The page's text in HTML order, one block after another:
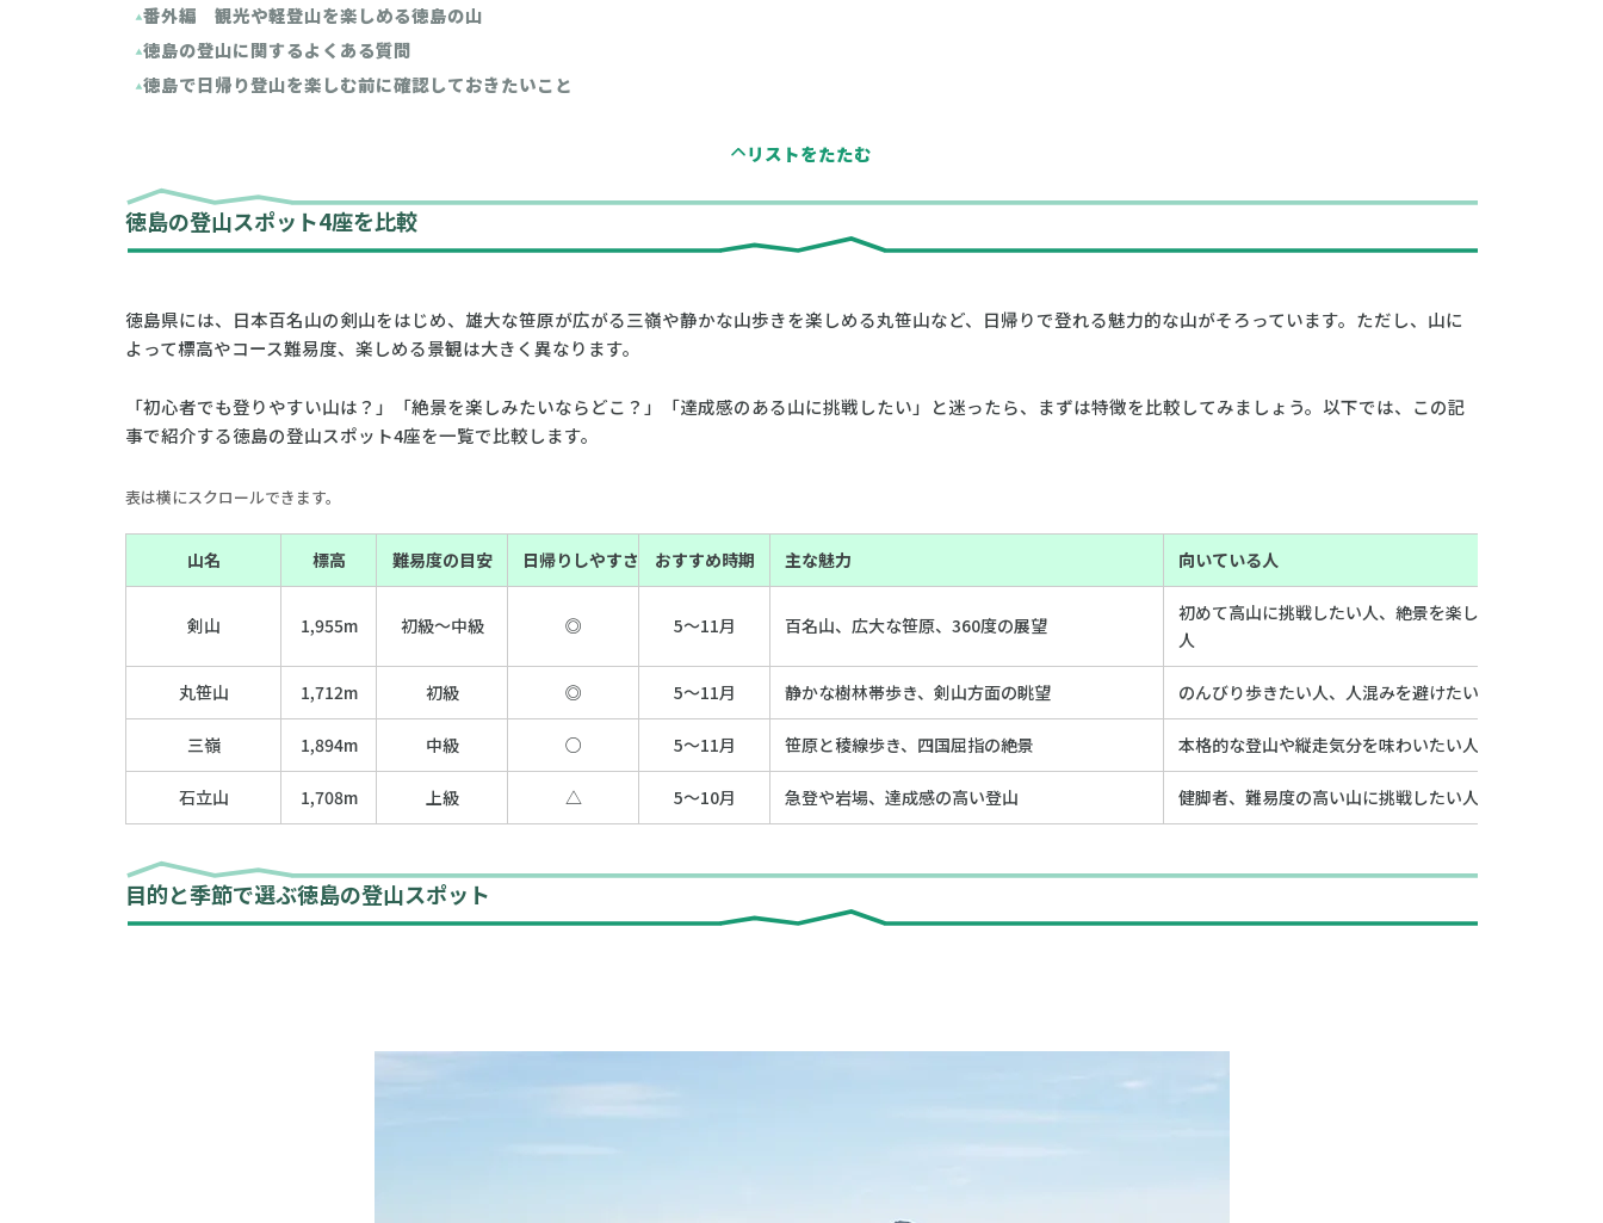
番外編 観光や軽登山を楽しめる徳島の山
徳島の登山に関するよくある質問
徳島で日帰り登山を楽しむ前に確認しておきたいこと
徳島の登山スポット4座を比較
徳島県には、日本百名山の剣山をはじめ、雄大な笹原が広がる三嶺や静かな山歩きを楽しめる丸笹山など、日帰りで登れる魅力的な山がそろっています。ただし、山に
よって標高やコース難易度、楽しめる景観は大きく異なります。
「初心者でも登りやすい山は？」「絶景を楽しみたいならどこ？」「達成感のある山に挑戦したい」と迷ったら、まずは特徴を比較してみましょう。以下では、この記
事で紹介する徳島の登山スポット4座を一覧で比較します。
表は横にスクロールできます。
山名 標高 難易度の目安 日帰りしやすさ おすすめ時期 主な魅力 向いている人
剣山 1,955m 初級〜中級 ◎ 5〜11月 百名山、広大な笹原、360度の展望
初めて高山に挑戦したい人、絶景を楽しみたい
人
丸笹山 1,712m 初級 ◎ 5〜11月 静かな樹林帯歩き、剣山方面の眺望 のんびり歩きたい人、人混みを避けたい人
三嶺 1,894m 中級 ○ 5〜11月 笹原と稜線歩き、四国屈指の絶景 本格的な登山や縦走気分を味わいたい人
石立山 1,708m 上級 △ 5〜10月 急登や岩場、達成感の高い登山 健脚者、難易度の高い山に挑戦したい人
目的と季節で選ぶ徳島の登山スポット